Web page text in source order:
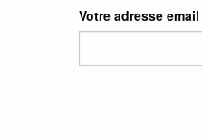
Votre adresse email